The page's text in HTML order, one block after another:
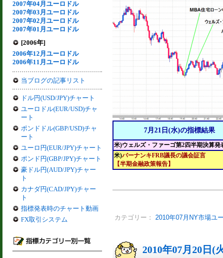
2007年04月ユーロドル
2007年03月ユーロドル
2007年02月ユーロドル
2007年01月ユーロドル
[2006年]
2006年12月ユーロドル
2006年11月ユーロドル
当ブログの記事リスト
ドル円(USD/JPY)チャート
ユーロドル(EUR/USD)チャ
ート
ポンドドル(GBP/USD)チャ
ート
ユーロ円(EUR/JPY)チャート
ポンド円(GBP/JPY)チャート
豪ドル円(AUD/JPY)チャー
ト
カナダ円(CAD/JPY)チャー
ト
指標発表時のチャート動画
FX取引システム
7月21日(水)の指標結果
米)ウェルズ・ファーゴ第2四半期決算発
米)バーナンキFRB議長の議会証言
【半期金融政策報告】
カテゴリー： 2010年07月NY市場ユ
2010年07月20日(